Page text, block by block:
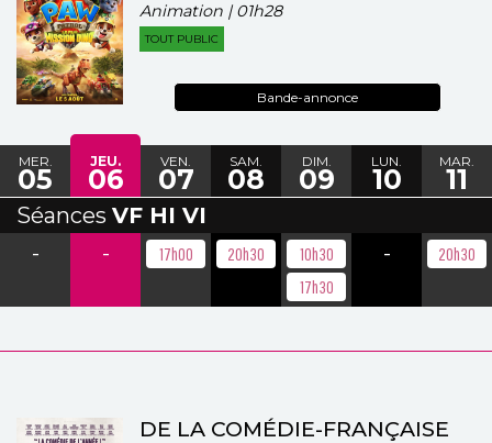
Animation | 01h28
TOUT PUBLIC
Bande-annonce
MER.
05
JEU.
06
VEN.
07
SAM.
08
DIM.
09
LUN.
10
MAR.
11
Séances VF HI VI
-
- 17h00 20h30
10h30
17h30
- 20h30
DE LA COMÉDIE-FRANÇAISE